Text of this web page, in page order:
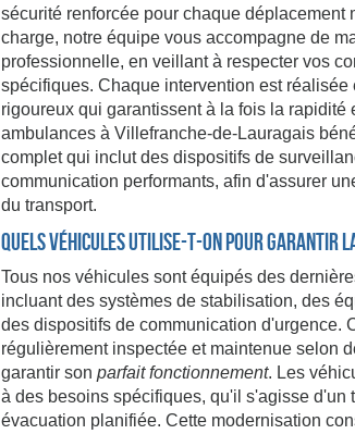
sécurité renforcée pour chaque déplacement
charge, notre équipe vous accompagne de
professionnelle, en veillant à respecter vos
spécifiques. Chaque intervention est
rigoureux qui garantissent à la fois la rapidité
ambulances à Villefranche-de-Lauragais
complet qui inclut des dispositifs de
communication performants, afin d'assurer
du transport.
Quels véhicules utilise-t-on pour garantir
Tous nos véhicules sont équipés des
incluant des systèmes de stabilisation, des
des dispositifs de communication d'urgence.
régulièrement inspectée et maintenue selon
garantir son parfait fonctionnement. Les
à des besoins spécifiques, qu'il s'agisse d'un
évacuation planifiée. Cette modernisation